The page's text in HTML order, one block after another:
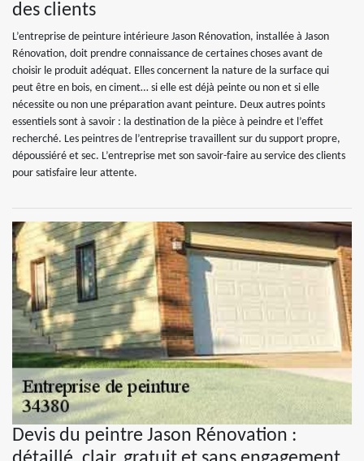
des clients
L’entreprise de peinture intérieure Jason Rénovation, installée à Jason
Rénovation, doit prendre connaissance de certaines choses avant de
choisir le produit adéquat. Elles concernent la nature de la surface qui
peut être en bois, en ciment… si elle est déjà peinte ou non et si elle
nécessite ou non une préparation avant peinture. Deux autres points
essentiels sont à savoir : la destination de la pièce à peindre et l’effet
recherché. Les peintres de l’entreprise travaillent sur du support propre,
dépoussiéré et sec. L’entreprise met son savoir-faire au service des clients
pour satisfaire leur attente.
Devis du peintre Jason Rénovation :